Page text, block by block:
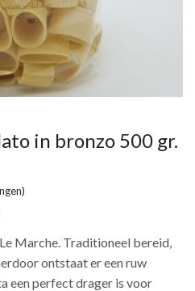
in bronzo 500 gr.
Marche. Traditioneel bereid,
ontstaat er een ruw
een perfect drager is voor